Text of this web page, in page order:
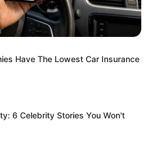
Influencing Your Joint
จ
Have The Lowest Car Insurance
6 Celebrity Stories You Won't